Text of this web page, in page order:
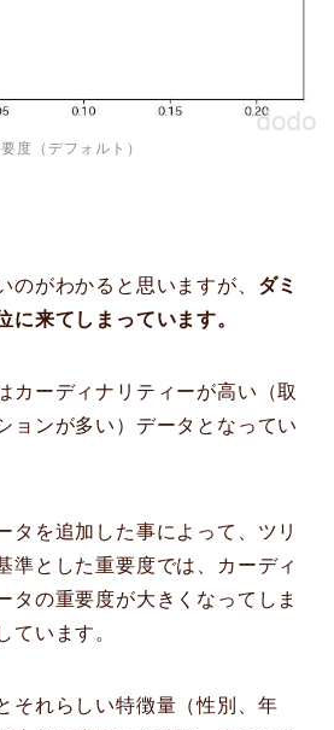
度（デフォルト）
のがわかると思いますが、 ダミ
に来てしまっています。
カーディナリティーが高い（取
ョンが多い）データとなってい
タを追加した事によって、ツリ
準とした重要度では、カーディ
タの重要度が大きくなってしま
ています。
それらしい特徴量（性別、年